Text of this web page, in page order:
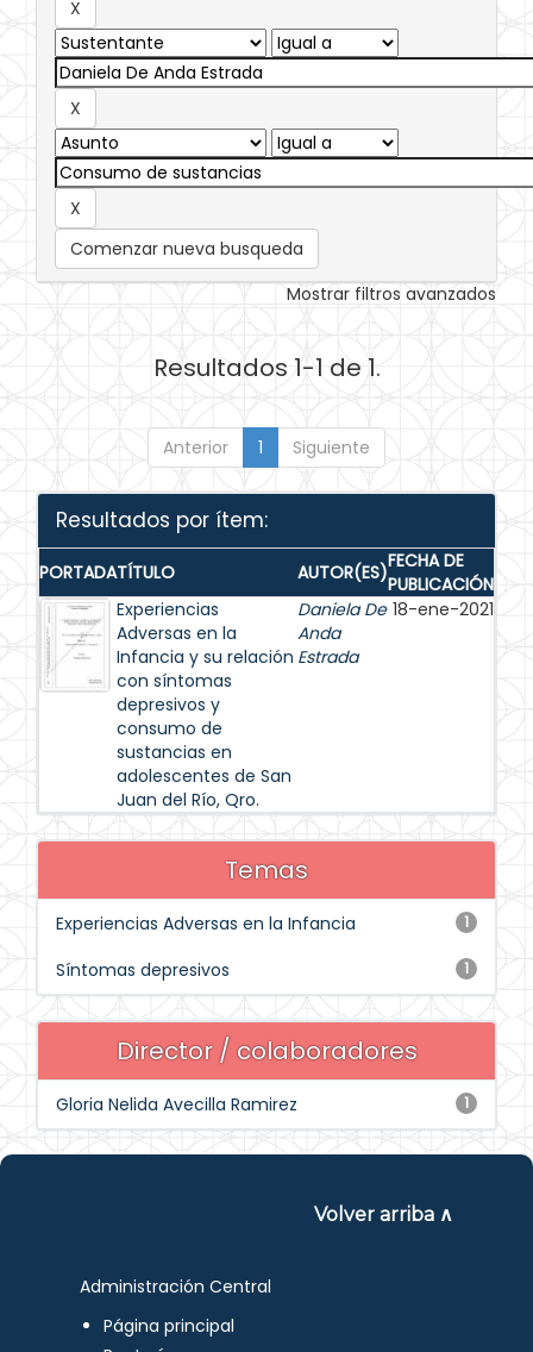
Comenzar nueva busqueda
Mostrar filtros avanzados
Resultados 1-1 de 1.
Anterior 1 Siguiente
Resultados por ítem:
PORTADATÍTULO AUTOR(ES)FECHA DE
PUBLICACIÓN
Experiencias
Adversas en la
Infancia y su relación
con síntomas
depresivos y
consumo de
sustancias en
adolescentes de San
Juan del Río, Qro.
Daniela De
Anda
Estrada
18-ene-2021
Temas
1
Experiencias Adversas en la Infancia
1
Síntomas depresivos
Director / colaboradores
1
Gloria Nelida Avecilla Ramirez
Volver arriba ∧
Administración Central
Página principal